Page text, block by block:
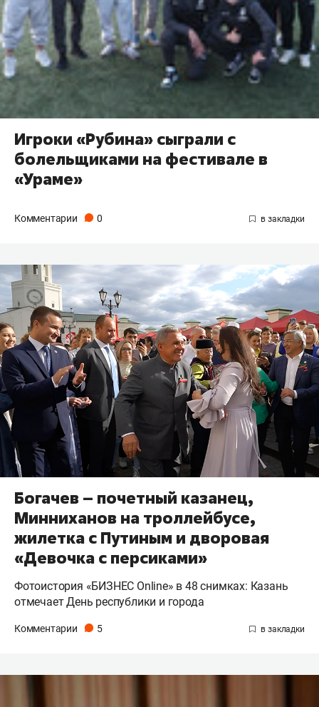
Игроки «Рубина» сыграли с
болельщиками на фестивале в
«Ураме»
Комментарии 0
Богачев – почетный казанец,
Минниханов на троллейбусе,
жилетка с Путиным и дворовая
«Девочка с персиками»
Фотоистория «БИЗНЕС Online» в 48 снимках: Казань
отмечает День республики и города
Комментарии 5